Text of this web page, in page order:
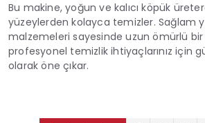
Bu makine, yoğun ve kalıcı köpük
yüzeylerden kolayca temizler. Sağlam
malzemeleri sayesinde uzun ömürlü bir
profesyonel temizlik ihtiyaçlarınız için
olarak öne çıkar.